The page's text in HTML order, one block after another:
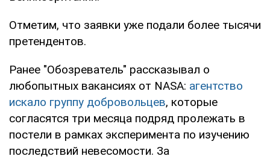
Отметим, что заявки уже подали более тысячи
претендентов.
Ранее "Обозреватель" рассказывал о
любопытных вакансиях от NASA: агентство
искало группу добровольцев, которые
согласятся три месяца подряд пролежать в
постели в рамках эксперимента по изучению
последствий невесомости. За